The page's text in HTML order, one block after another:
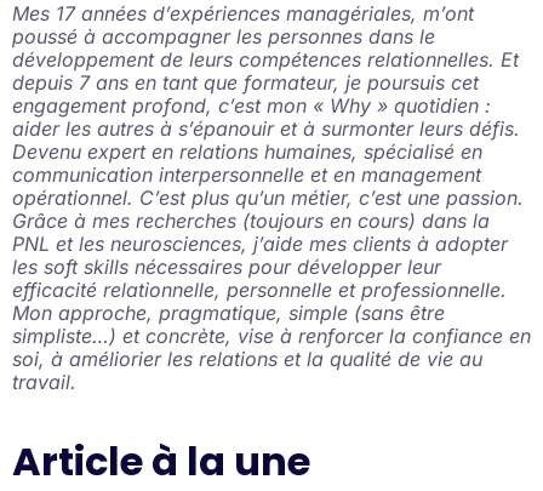
Mes 17 années d’expériences managériales, m’ont
poussé à accompagner les personnes dans le
développement de leurs compétences relationnelles. Et
depuis 7 ans en tant que formateur, je poursuis cet
engagement profond, c’est mon « Why » quotidien :
aider les autres à s’épanouir et à surmonter leurs défis.
Devenu expert en relations humaines, spécialisé en
communication interpersonnelle et en management
opérationnel. C’est plus qu’un métier, c’est une passion.
Grâce à mes recherches (toujours en cours) dans la
PNL et les neurosciences, j’aide mes clients à adopter
les soft skills nécessaires pour développer leur
efficacité relationnelle, personnelle et professionnelle.
Mon approche, pragmatique, simple (sans être
simpliste…) et concrète, vise à renforcer la confiance en
soi, à améliorier les relations et la qualité de vie au
travail.
Article à la une